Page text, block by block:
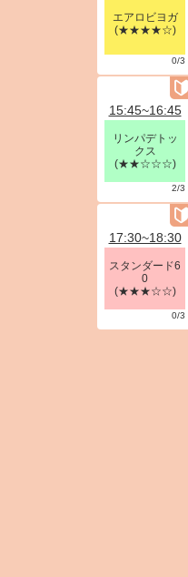
エアロビヨガ
(★★★★☆)
0/3
15:45~16:45
リンパデトッ
クス
(★★☆☆☆)
2/3
17:30~18:30
スタンダード6
0
(★★★☆☆)
0/3